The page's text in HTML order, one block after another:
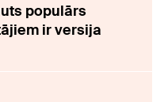
populārs
ir versija